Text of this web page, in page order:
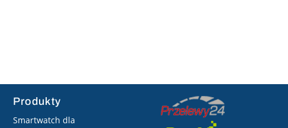
Produkty
Smartwatch dla